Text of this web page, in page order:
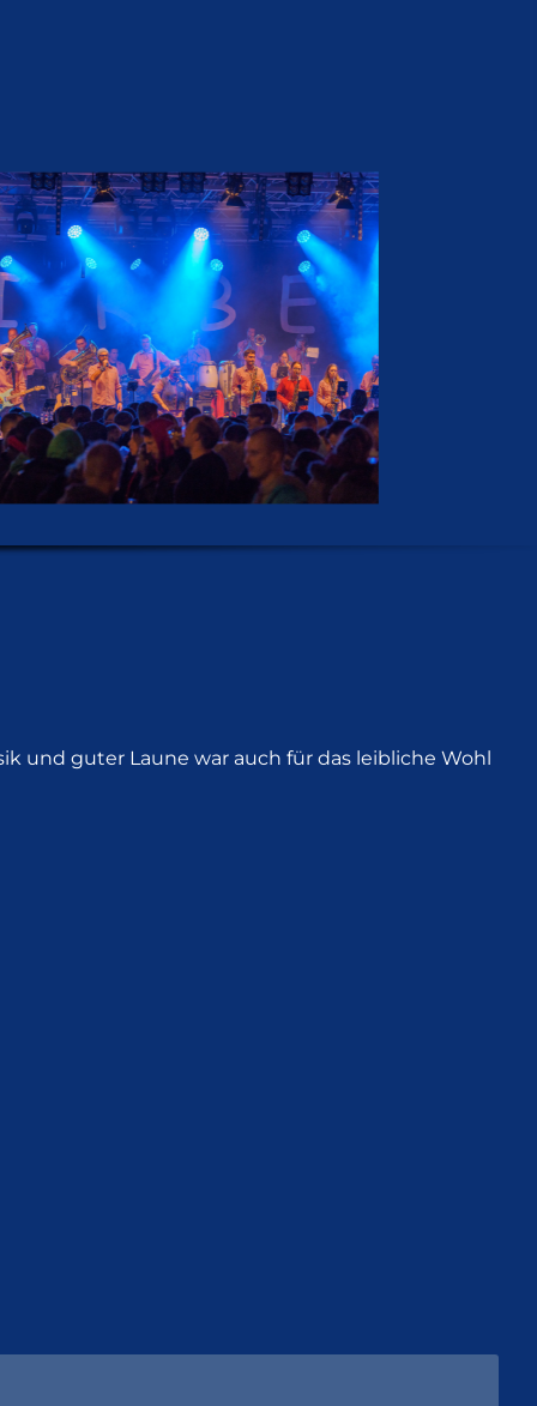
und guter Laune war auch für das leibliche Wohl